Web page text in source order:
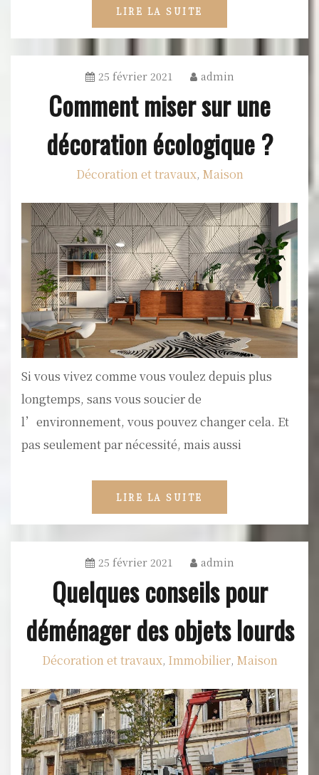
LIRE LA SUITE
25 février 2021 admin
Comment miser sur une
décoration écologique ?
Décoration et travaux, Maison
Si vous vivez comme vous voulez depuis plus
longtemps, sans vous soucier de
l’environnement, vous pouvez changer cela. Et
pas seulement par nécessité, mais aussi
LIRE LA SUITE
25 février 2021 admin
Quelques conseils pour
déménager des objets lourds
Décoration et travaux, Immobilier, Maison